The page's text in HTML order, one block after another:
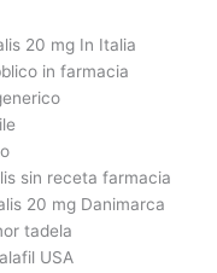
20 mg In Italia
in farmacia
sin receta farmacia
20 mg Danimarca
tadela
USA